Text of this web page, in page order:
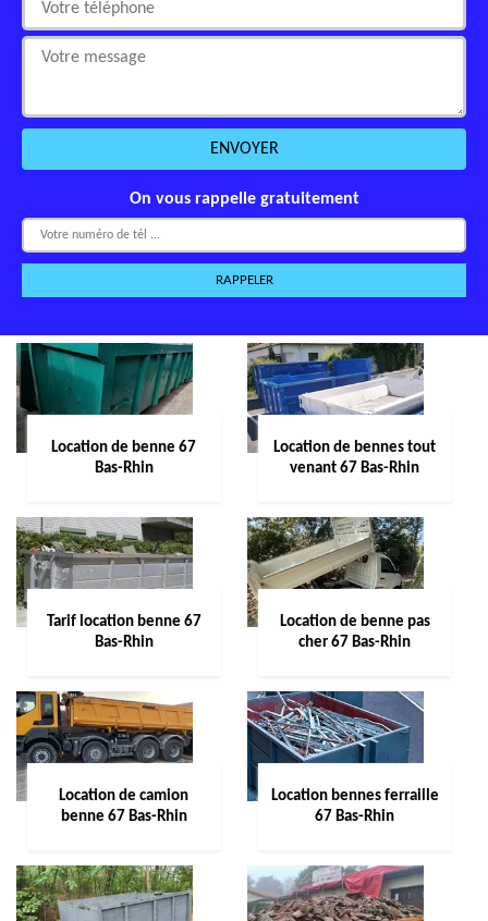
On vous rappelle gratuitement
Location de benne 67
Bas-Rhin
Location de bennes tout
venant 67 Bas-Rhin
Tarif location benne 67
Bas-Rhin
Location de benne pas
cher 67 Bas-Rhin
Location de camion
benne 67 Bas-Rhin
Location bennes ferraille
67 Bas-Rhin